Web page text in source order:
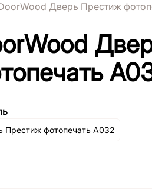
Дверь Престиж
Престиж фотопечать А032